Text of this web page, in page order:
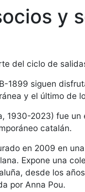
y
del ciclo de
1899 siguen
y el último de
1930-2023) fue
catalán.
en 2009 en
Expone una
desde los
por Anna Pou.